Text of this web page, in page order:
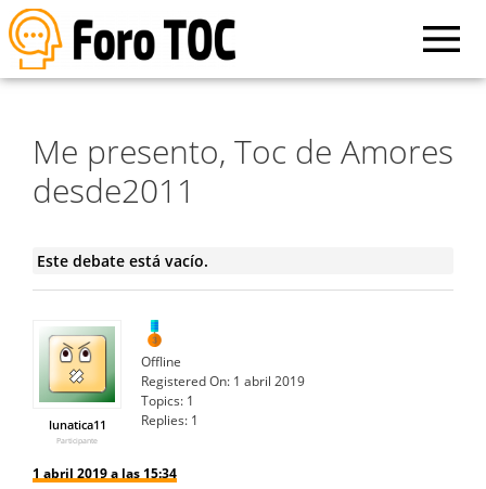
Me presento, Toc de Amores
desde2011
Este debate está vacío.
lunatica11
Participante
Offline
Registered On: 1 abril 2019
Topics: 1
Replies: 1
1 abril 2019 a las 15:34